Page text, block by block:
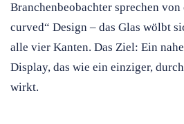
Branchenbeobachter sprechen von
curved“ Design – das Glas wölbt
alle vier Kanten. Das Ziel: Ein
Display, das wie ein einziger,
wirkt.